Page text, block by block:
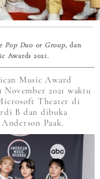
Pop Duo or Group, dan
Awards 2021.
Music Award
2021 waktu
Theater di
B dan dibuka
Paak.